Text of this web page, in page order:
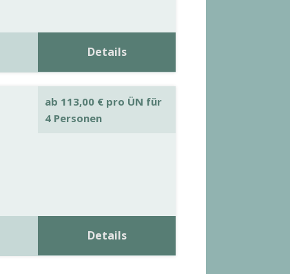
Details
ab 113,00 € pro ÜN für
4 Personen
Details